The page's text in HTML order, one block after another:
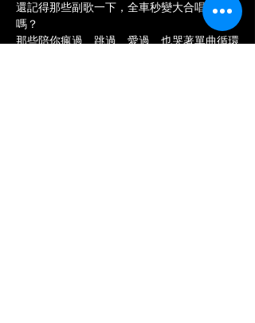
還記得那些副歌一下，全車秒變大合唱的歌
嗎？
那些陪你瘋過、跳過、愛過、也哭著單曲循環